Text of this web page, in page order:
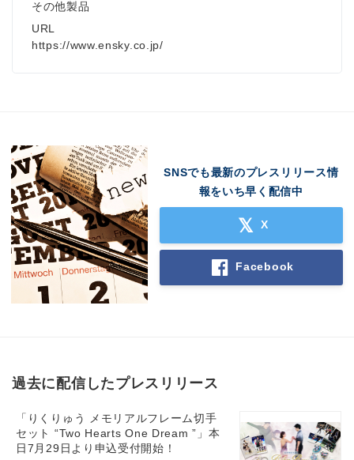
その他製品
URL
https://www.ensky.co.jp/
SNSでも最新のプレスリリース情
報をいち早く配信中
X
Facebook
過去に配信したプレスリリース
「りくりゅう メモリアルフレーム切手
セット “Two Hearts One Dream ”」本
日7月29日より申込受付開始！